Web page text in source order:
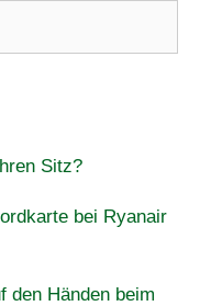
Sitz?
bei Ryanair
den Händen beim